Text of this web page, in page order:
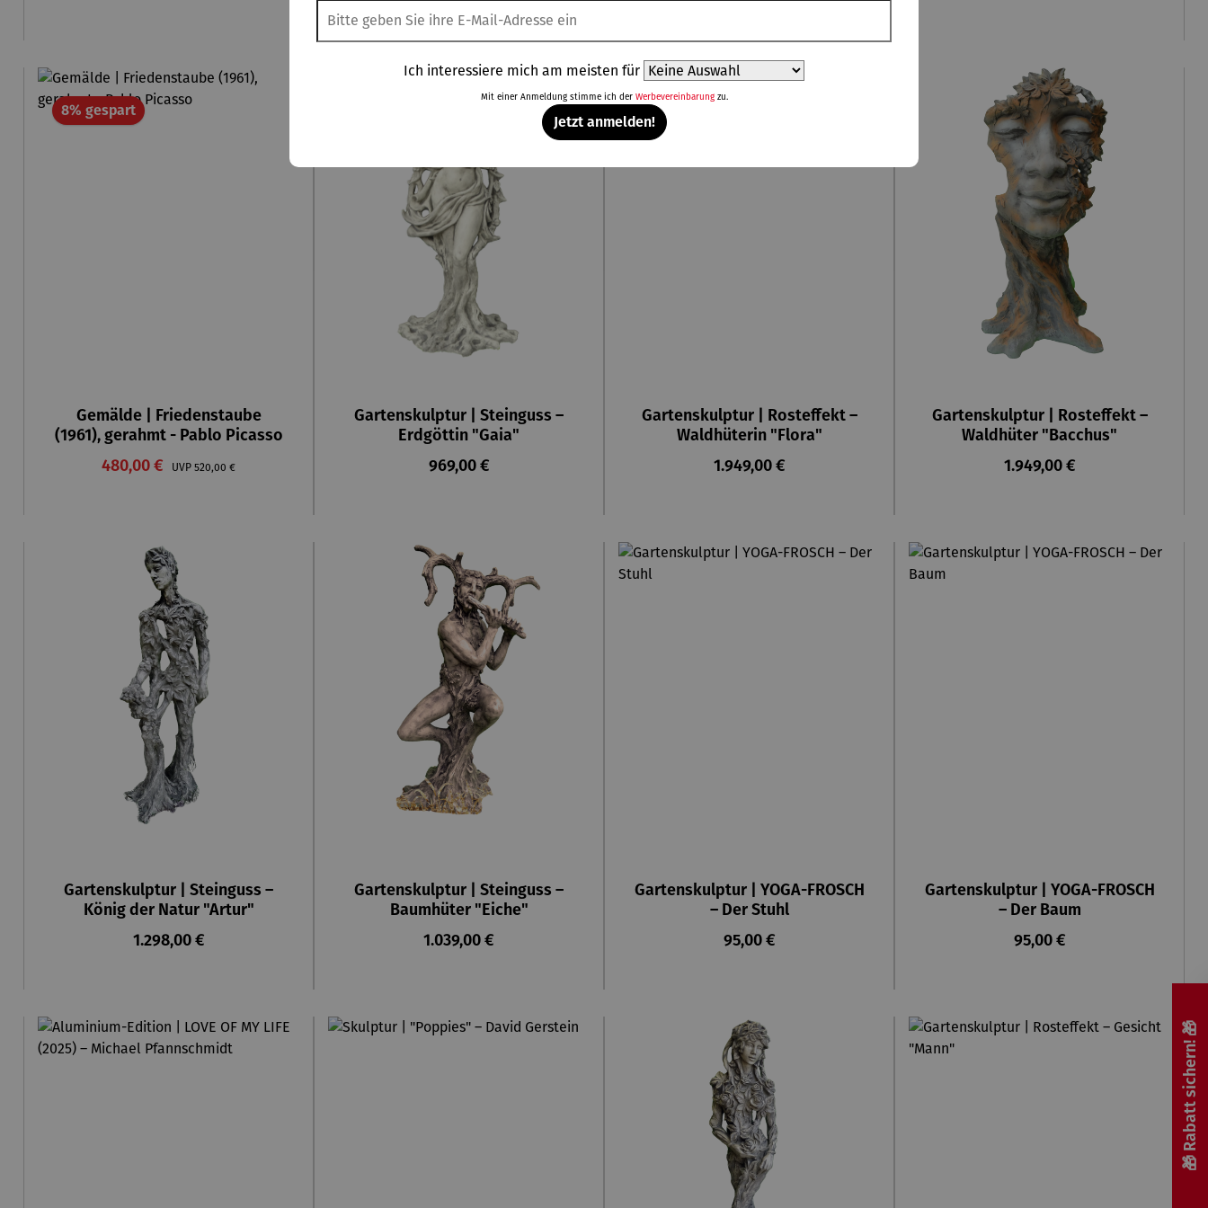
8% gespartRabatt
Gemälde | Friedenstaube
(1961), gerahmt - Pablo Picasso
Verkaufspreis:
480,00 € UVP Regulärer Preis:
520,00 €
Gartenskulptur | Steinguss –
Erdgöttin "Gaia"
Regulärer Preis:
969,00 €
Gartenskulptur | Rosteffekt –
Waldhüterin "Flora"
Regulärer Preis:
1.949,00 €
Gartenskulptur | Rosteffekt –
Waldhüter "Bacchus"
Regulärer Preis:
1.949,00 €
Gartenskulptur | Steinguss –
König der Natur "Artur"
Regulärer Preis:
1.298,00 €
Gartenskulptur | Steinguss –
Baumhüter "Eiche"
Regulärer Preis:
1.039,00 €
Gartenskulptur | YOGA-FROSCH
– Der Stuhl
Regulärer Preis:
95,00 €
Gartenskulptur | YOGA-FROSCH
– Der Baum
Regulärer Preis:
95,00 €
🎁 Rabatt sichern! 🎁
Ich interessiere mich am meisten für
Mit einer Anmeldung stimme ich der Werbevereinbarungzu.
Jetzt anmelden!